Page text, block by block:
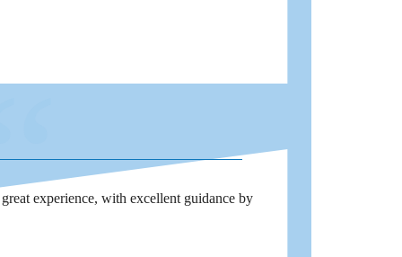
experience, with excellent guidance by